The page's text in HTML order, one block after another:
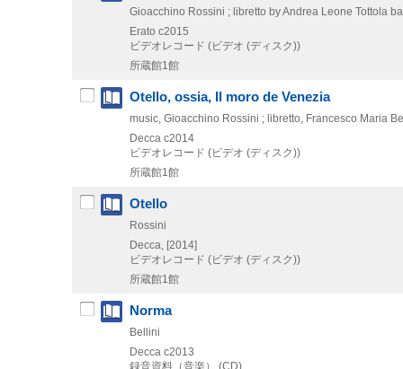
Gioacchino Rossini ; libretto by Andrea Leone Tottola
Erato c2015
ビデオレコード (ビデオ (ディスク))
所蔵館1館
Otello, ossia, Il moro de Venezia
music, Gioacchino Rossini ; libretto, Francesco Maria
Decca c2014
ビデオレコード (ビデオ (ディスク))
所蔵館1館
Otello
Rossini
Decca, [2014]
ビデオレコード (ビデオ (ディスク))
所蔵館1館
Norma
Bellini
Decca c2013
録音資料（音楽） (CD)